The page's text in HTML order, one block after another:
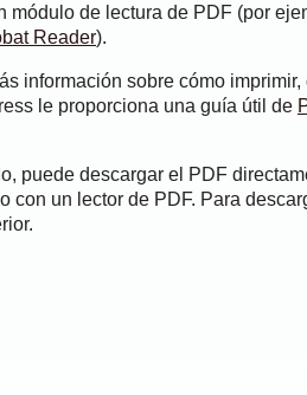
módulo de lectura de PDF (por
Reader).
información sobre cómo
le proporciona una guía útil de
puede descargar el PDF
con un lector de PDF. Para